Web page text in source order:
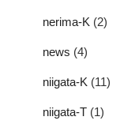
nerima-K (2)
news (4)
niigata-K (11)
niigata-T (1)